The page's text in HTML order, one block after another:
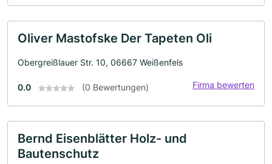
Oliver Mastofske Der Tapeten Oli
Obergreißlauer Str. 10, 06667 Weißenfels
0.0 (0 Bewertungen) Firma bewerten
Bernd Eisenblätter Holz- und
Bautenschutz